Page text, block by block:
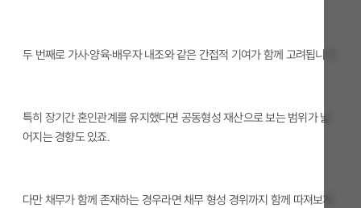
두 번째로 가사·양육·배우자 내조와 같은 간접적 기여가 함께 고려됩니다.
특히 장기간 혼인관계를 유지했다면 공동형성 재산으로 보는 범위가 넓
어지는 경향도 있죠.
다만 채무가 함께 존재하는 경우라면 채무 형성 경위까지 함께 따져보게